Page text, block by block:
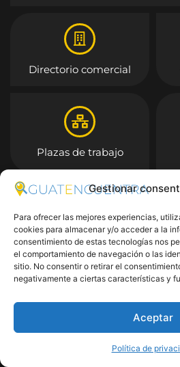
Gestionar
Para ofrecer las mejores experiencias,
cookies para almacenar y/o acceder a la
consentimiento de estas tecnologías nos
el comportamiento de navegación o las
sitio. No consentir o retirar el
negativamente a ciertas características y
Aceptar
Política de
Directorio comercial
Plazas de trabajo
Entrar